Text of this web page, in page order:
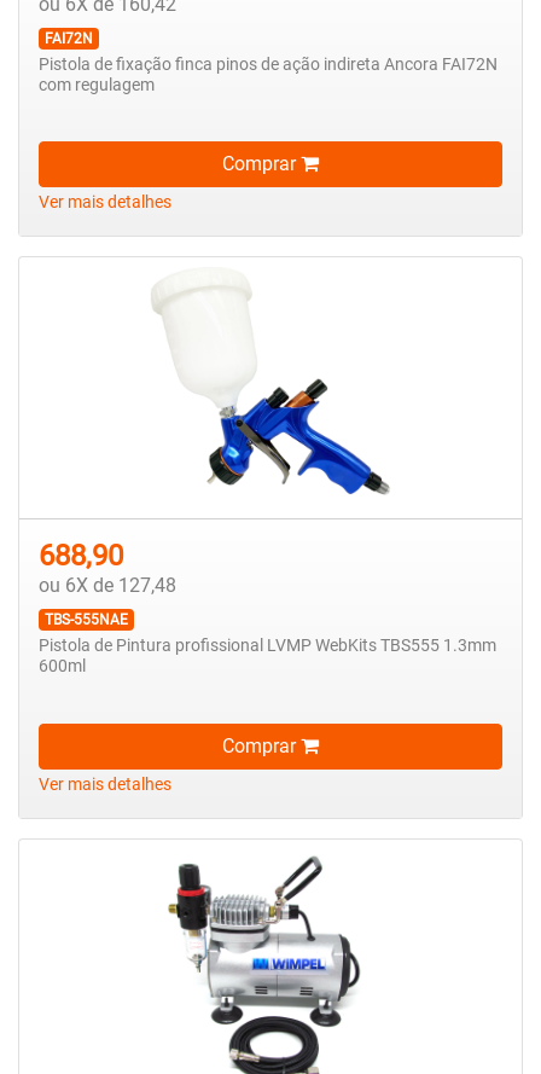
FAI72N
Pistola de fixação finca pinos de ação indireta Ancora FAI72N
com regulagem
Comprar
Ver mais detalhes
688,90
ou 6X de 127,48
TBS-555NAE
Pistola de Pintura profissional LVMP WebKits TBS555 1.3mm
600ml
Comprar
Ver mais detalhes